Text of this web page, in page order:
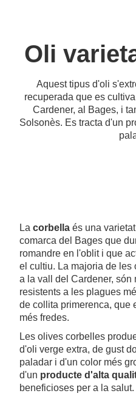
Oli
Aquest tipus d'oli
recuperada que es
Cardener, al Bages, i
Solsonès. Es tracta d'un
La corbella és una
comarca del Bages que
romandre en l'oblit i que
el cultiu. La majoria de les
a la vall del Cardener, són
resistents a les plagues
de collita primerenca, que
més fredes.
Les olives corbelles
d'oli verge extra, de gust
paladar i d'un color més
d'un producte d'alta
beneficioses per a la salut.